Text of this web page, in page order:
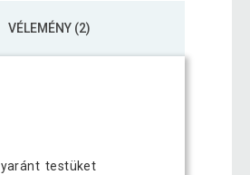
VÉLEMÉNY (2)
testüket